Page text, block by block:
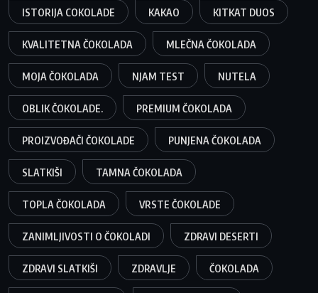
ISTORIJA COKOLADE KAKAO KITKAT DUOS
KVALITETNA ČOKOLADA MLEČNA ČOKOLADA
MOJA ČOKOLADA NJAM TEST NUTELA
OBLIK ČOKOLADE. PREMIUM ČOKOLADA
PROIZVOĐAČI ČOKOLADE PUNJENA ČOKOLADA
SLATKIŠI TAMNA ČOKOLADA
TOPLA ČOKOLADA VRSTE ČOKOLADE
ZANIMLJIVOSTI O ČOKOLADI ZDRAVI DESERTI
ZDRAVI SLATKIŠI ZDRAVLJE ČOKOLADA